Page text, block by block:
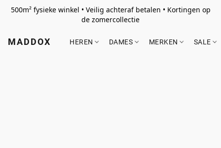
500m² fysieke winkel • Veilig achteraf betalen • Kortingen op
de zomercollectie
MADDOX HEREN DAMES MERKEN SALE